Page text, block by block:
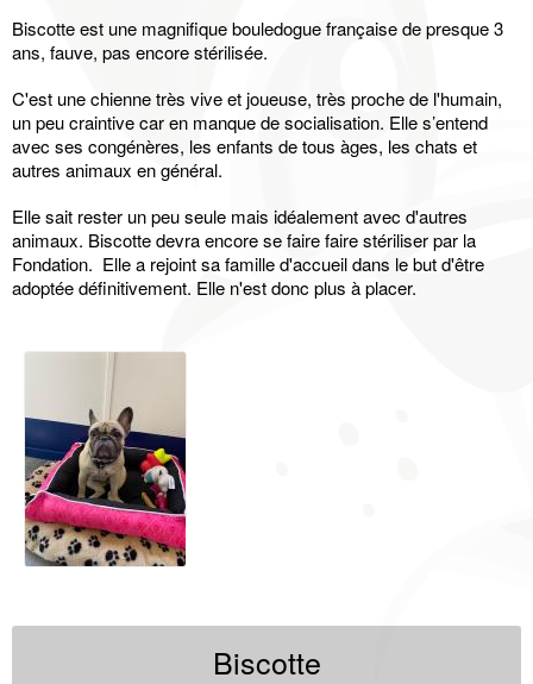
Biscotte est une magnifique bouledogue française de presque 3
ans, fauve, pas encore stérilisée.
C'est une chienne très vive et joueuse, très proche de l'humain,
un peu craintive car en manque de socialisation. Elle s’entend
avec ses congénères, les enfants de tous àges, les chats et
autres animaux en général.
Elle sait rester un peu seule mais idéalement avec d'autres
animaux. Biscotte devra encore se faire faire stériliser par la
Fondation. Elle a rejoint sa famille d'accueil dans le but d'être
adoptée définitivement. Elle n'est donc plus à placer.
Biscotte